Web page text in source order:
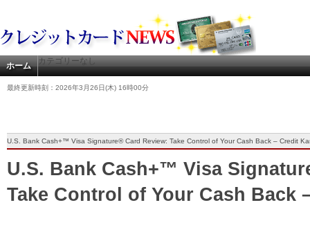
ホーム カテゴリーなし
最終更新時刻：2026年3月26日(木) 16時00分
U.S. Bank Cash+™ Visa Signature® Card Review: Take Control of Your Cash Back – Credit
U.S. Bank Cash+™ Visa
Take Control of Your Cash Back